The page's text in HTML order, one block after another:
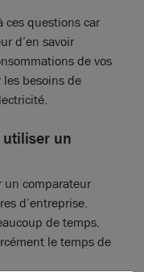
ces questions car
d’en savoir
de vos
besoins de
utiliser un
un comparateur
d’entreprise.
de temps.
le temps de